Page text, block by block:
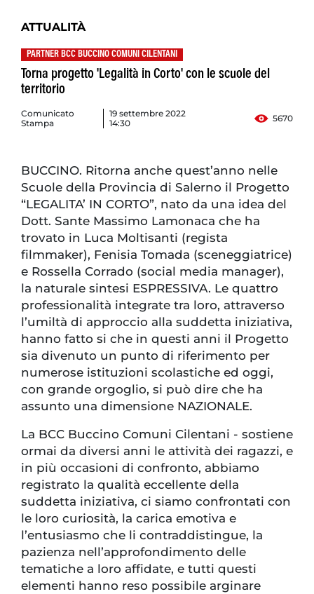
ATTUALITÀ
PARTNER BCC BUCCINO COMUNI CILENTANI
Torna progetto 'Legalità in Corto' con le scuole del
territorio
Comunicato
Stampa
19 settembre 2022
14:30
5670
BUCCINO. Ritorna anche quest’anno nelle
Scuole della Provincia di Salerno il Progetto
“LEGALITA’ IN CORTO”, nato da una idea del
Dott. Sante Massimo Lamonaca che ha
trovato in Luca Moltisanti (regista
filmmaker), Fenisia Tomada (sceneggiatrice)
e Rossella Corrado (social media manager),
la naturale sintesi ESPRESSIVA. Le quattro
professionalità integrate tra loro, attraverso
l’umiltà di approccio alla suddetta iniziativa,
hanno fatto si che in questi anni il Progetto
sia divenuto un punto di riferimento per
numerose istituzioni scolastiche ed oggi,
con grande orgoglio, si può dire che ha
assunto una dimensione NAZIONALE.
La BCC Buccino Comuni Cilentani - sostiene
ormai da diversi anni le attività dei ragazzi, e
in più occasioni di confronto, abbiamo
registrato la qualità eccellente della
suddetta iniziativa, ci siamo confrontati con
le loro curiosità, la carica emotiva e
l’entusiasmo che li contraddistingue, la
pazienza nell’approfondimento delle
tematiche a loro affidate, e tutti questi
elementi hanno reso possibile arginare